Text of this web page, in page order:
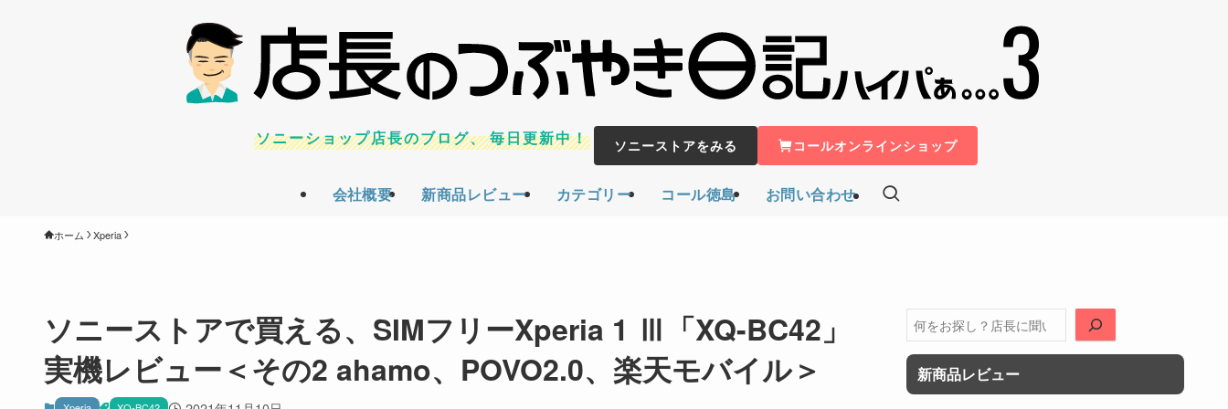
会社概要 新商品レビュー カテゴリー コール徳島 お問い合わせ
ソニーショップ店長のブログ、毎日更新中！ ソニーストアをみる コールオンラインショップ
ホーム Xperia
ソニーストアで買える、SIMフリーXperia 1 Ⅲ「XQ-BC42」
実機レビュー＜その2 ahamo、POVO2.0、楽天モバイル＞
検
索
新商品レビュー